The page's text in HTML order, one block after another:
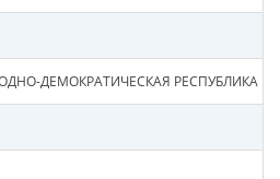
ДЕМОКРАТИЧЕСКАЯ РЕСПУБЛИКА